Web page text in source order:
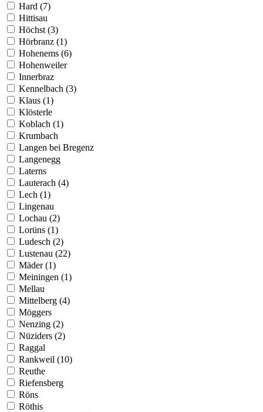
Hard (7)
Hittisau
Höchst (3)
Hörbranz (1)
Hohenems (6)
Hohenweiler
Innerbraz
Kennelbach (3)
Klaus (1)
Klösterle
Koblach (1)
Krumbach
Langen bei Bregenz
Langenegg
Laterns
Lauterach (4)
Lech (1)
Lingenau
Lochau (2)
Lorüns (1)
Ludesch (2)
Lustenau (22)
Mäder (1)
Meiningen (1)
Mellau
Mittelberg (4)
Möggers
Nenzing (2)
Nüziders (2)
Raggal
Rankweil (10)
Reuthe
Riefensberg
Röns
Röthis